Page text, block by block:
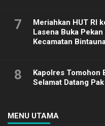
7
Meriahkan HUT RI
Lasena Buka
Kecamatan
8
Kapolres Tomohon
Selamat Datang
MENU UTAMA